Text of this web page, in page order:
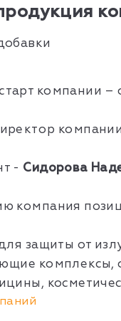
компании –
компании
- Сидорова
компания
защиты от
комплексы,